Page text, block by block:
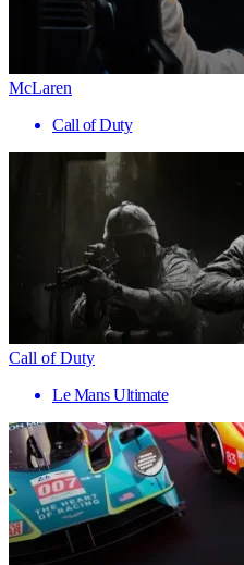
McLaren
Call of Duty
Call of Duty
Le Mans Ultimate